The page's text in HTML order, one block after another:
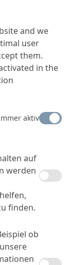
and we
user
them.
in the
aktiv
auf
werden
finden.
ob